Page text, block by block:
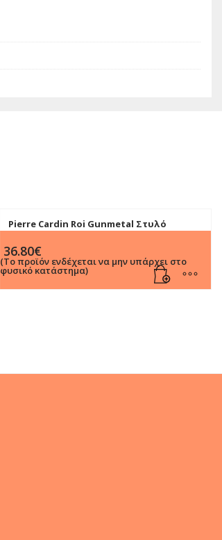
Pierre Cardin Roi Gunmetal Στυλό
36.80€
(Το προϊόν ενδέχεται να μην υπάρχει στο
φυσικό κατάστημα)